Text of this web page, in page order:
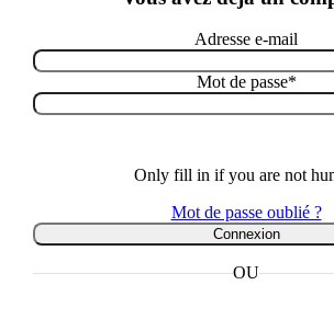
Adresse e-mail
Mot de passe*
Only fill in if you are not
Mot de passe oublié ?
OU